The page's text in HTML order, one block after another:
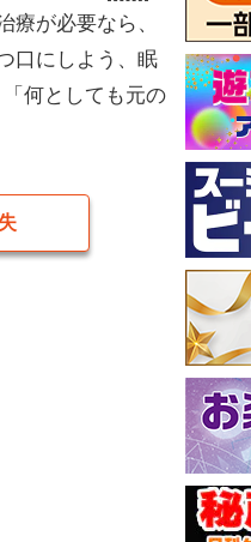
療が必要なら、
口にしよう、眠
何としても元の